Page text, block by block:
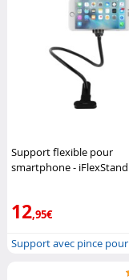
Support flexible pour
smartphone - iFlexStand
12,95€
Support avec pince pour